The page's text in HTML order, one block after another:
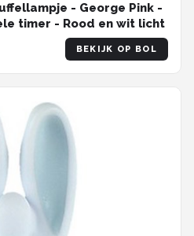
- George Pink -
timer - Rood en wit licht
BEKIJK OP BOL